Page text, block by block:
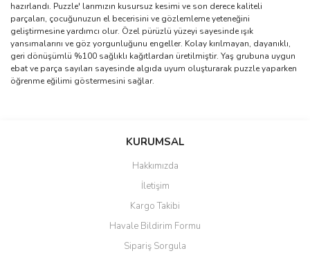
hazırlandı. Puzzle' larımızın kusursuz kesimi ve son derece kaliteli
parçaları, çocuğunuzun el becerisini ve gözlemleme yeteneğini
geliştirmesine yardımcı olur. Özel pürüzlü yüzeyi sayesinde ışık
yansımalarını ve göz yorgunluğunu engeller. Kolay kırılmayan, dayanıklı,
geri dönüşümlü %100 sağlıklı kağıtlardan üretilmiştir. Yaş grubuna uygun
ebat ve parça sayıları sayesinde algıda uyum oluşturarak puzzle yaparken
öğrenme eğilimi göstermesini sağlar.
Bu ürüne ilk yorumu siz yapın!
Yorum Yaz
Ürün resmi kalitesiz, bozuk veya görüntülenemiyor.
Ürün açıklamasında eksik bilgiler bulunuyor.
Ürün bilgilerinde hatalar bulunuyor.
Ürün fiyatı diğer sitelerden daha pahalı.
KURUMSAL
Hakkımızda
İletişim
Kargo Takibi
Havale Bildirim Formu
Sipariş Sorgula